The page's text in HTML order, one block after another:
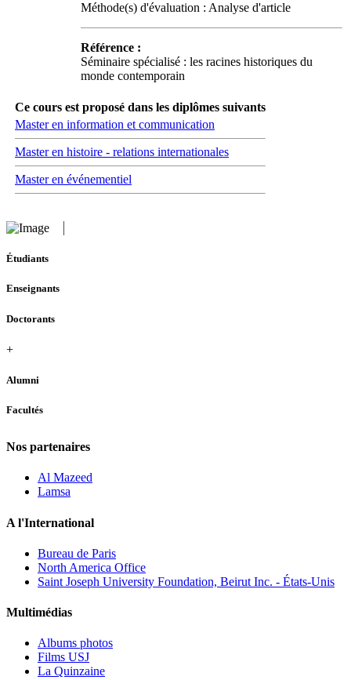
Méthode(s) d'évaluation : Analyse d'article
Référence :
Séminaire spécialisé : les racines historiques du
monde contemporain
Ce cours est proposé dans les diplômes suivants
Master en information et communication
Master en histoire - relations internationales
Master en événementiel
Étudiants
Enseignants
Doctorants
+
Alumni
Facultés
Nos partenaires
Al Mazeed
Lamsa
A l'International
Bureau de Paris
North America Office
Saint Joseph University Foundation, Beirut Inc. - États-Unis
Multimédias
Albums photos
Films USJ
La Quinzaine